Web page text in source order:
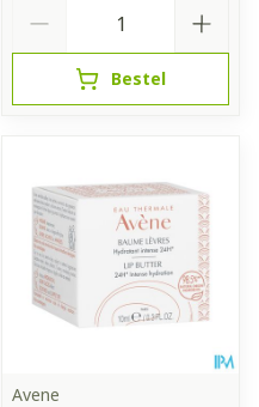
Bestel
Avene